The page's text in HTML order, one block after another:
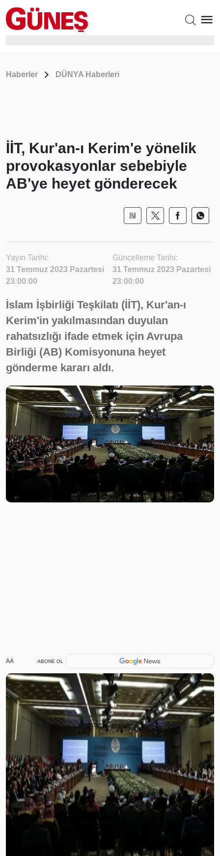
Haberler DÜNYA Haberleri
İİT, Kur'an-ı Kerim'e yönelik
provokasyonlar sebebiyle
AB'ye heyet gönderecek
Yayın Tarihi:
31 Temmuz 2023 Pazartesi
23:00:00
Güncelleme Tarihi:
31 Temmuz 2023 Pazartesi
23:00:00
İslam İşbirliği Teşkilatı (İİT), Kur'an-ı
Kerim'in yakılmasından duyulan
rahatsızlığı ifade etmek için Avrupa
Birliği (AB) Komisyonuna heyet
gönderme kararı aldı.
AA ABONE OL